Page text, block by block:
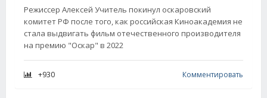
Режиссер Алексей Учитель покинул оскаровский
комитет РФ после того, как российская Киноакадемия не
стала выдвигать фильм отечественного производителя
на премию "Оскар" в 2022
+930 Комментировать